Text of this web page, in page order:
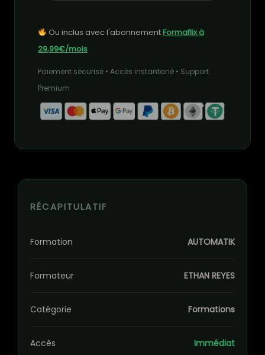
Ou inclus avec l'abonnementFormaflix à
29,99€/mois
Paiement sécurisé • Accès instantané • Support
Premium
RÉCAPITULATIF
Formation AUTOMATIK
Formateur ETHAN REYES
Catégorie Formations
Accès Immédiat